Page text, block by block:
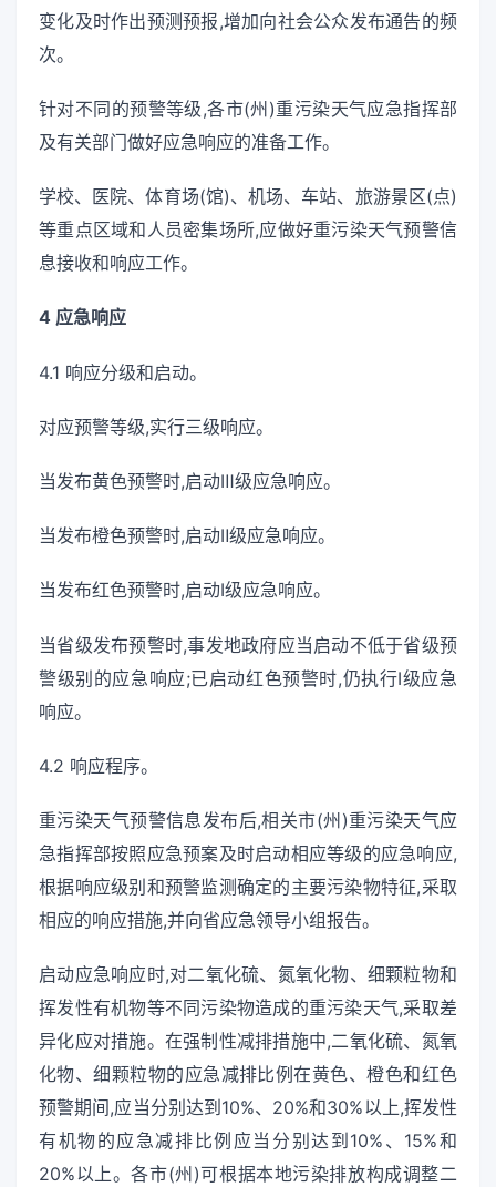
变化及时作出预测预报,增加向社会公众发布通告的频
次。
针对不同的预警等级,各市(州)重污染天气应急指挥部
及有关部门做好应急响应的准备工作。
学校、医院、体育场(馆)、机场、车站、旅游景区(点)
等重点区域和人员密集场所,应做好重污染天气预警信
息接收和响应工作。
4 应急响应
4.1 响应分级和启动。
对应预警等级,实行三级响应。
当发布黄色预警时,启动Ⅲ级应急响应。
当发布橙色预警时,启动Ⅱ级应急响应。
当发布红色预警时,启动I级应急响应。
当省级发布预警时,事发地政府应当启动不低于省级预
警级别的应急响应;已启动红色预警时,仍执行I级应急
响应。
4.2 响应程序。
重污染天气预警信息发布后,相关市(州)重污染天气应
急指挥部按照应急预案及时启动相应等级的应急响应,
根据响应级别和预警监测确定的主要污染物特征,采取
相应的响应措施,并向省应急领导小组报告。
启动应急响应时,对二氧化硫、氮氧化物、细颗粒物和
挥发性有机物等不同污染物造成的重污染天气,采取差
异化应对措施。在强制性减排措施中,二氧化硫、氮氧
化物、细颗粒物的应急减排比例在黄色、橙色和红色
预警期间,应当分别达到10%、20%和30%以上,挥发性
有机物的应急减排比例应当分别达到10%、15%和
20%以上。各市(州)可根据本地污染排放构成调整二